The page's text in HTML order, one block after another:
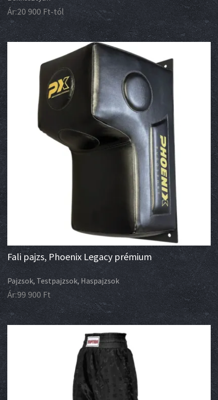
Ár:20 900 Ft-tól
Fali pajzs, Phoenix Legacy prémium
Pajzsok, Testpajzsok, Haspajzsok
Ár:99 900 Ft